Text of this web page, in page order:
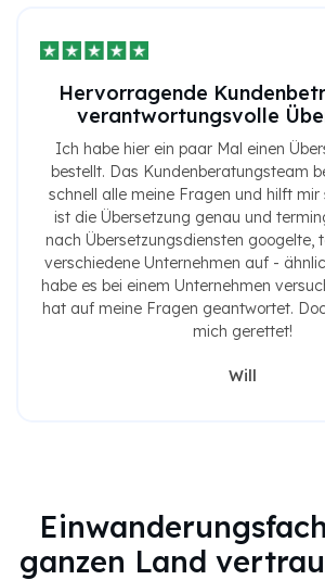
Hervorragende
verantwortungsvolle
Ich habe hier ein paar Mal einen
bestellt. Das Kundenberatungsteam
schnell alle meine Fragen und hilft mir
ist die Übersetzung genau und
nach Übersetzungsdiensten googelte,
verschiedene Unternehmen auf -
habe es bei einem Unternehmen
hat auf meine Fragen geantwortet.
mich gerettet!
Will
ganzen Land